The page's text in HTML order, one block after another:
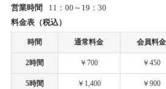
2020/05/06
タムタム岐阜店の営業時間短縮とサーキッ
筑紫野店の営業時間短縮とサーキット休止
カテゴリ：プラモデル
【札幌店】RCボディ展示会開催！！
2025/09/20(土)～2025/10/26(日)
カテゴリ：ラジコン
営業時間
11：00～19：30
料金表（税込）
時間 通常料金 会員料金
2時間 ￥700 ￥450
5時間 ￥1,400 ￥900